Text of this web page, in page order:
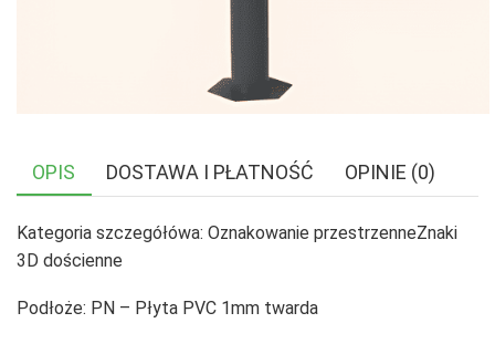
OPIS DOSTAWA I PŁATNOŚĆ OPINIE (0)
Kategoria szczegółówa: Oznakowanie przestrzenneZnaki
3D dościenne
Podłoże: PN – Płyta PVC 1mm twarda